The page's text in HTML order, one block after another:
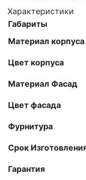
Характеристики
Габариты
Материал корпуса
Цвет корпуса
Материал Фасад
Цвет фасада
Фурнитура
Срок
Гарантия